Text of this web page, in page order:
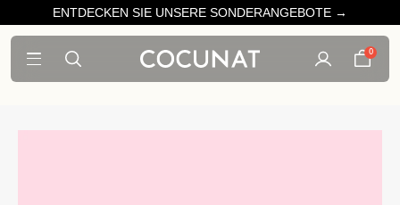
ENTDECKEN SIE UNSERE SONDERANGEBOTE →
0